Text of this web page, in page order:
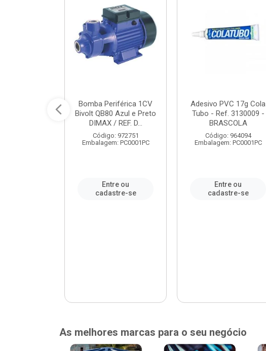
Bomba Periférica 1CV
Bivolt QB80 Azul e Preto
DIMAX / REF. D...
Código: 972751
Embalagem: PC0001PC
Entre ou
cadastre-se
Adesivo PVC 17g Cola
Tubo - Ref. 3130009 -
BRASCOLA
Código: 964094
Embalagem: PC0001PC
Entre ou
cadastre-se
As melhores marcas para o seu negócio